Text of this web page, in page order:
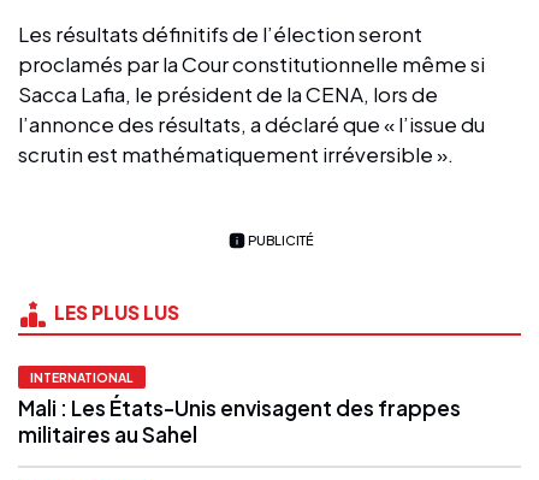
Les résultats définitifs de l’élection seront
proclamés par la Cour constitutionnelle même si
Sacca Lafia, le président de la CENA, lors de
l’annonce des résultats, a déclaré que « l’issue du
scrutin est mathématiquement irréversible ».
PUBLICITÉ
LES PLUS LUS
INTERNATIONAL
Mali : Les États-Unis envisagent des frappes
militaires au Sahel